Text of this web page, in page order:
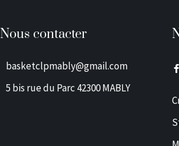
Nous contacter
basketclpmably@gmail.com
5 bis rue du Parc 42300 MABLY
a
b
o
k
f